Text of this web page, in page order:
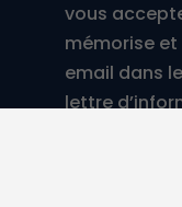
vous
mémorise
email dans
lettre